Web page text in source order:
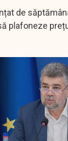
de
plafoneze
și urma să